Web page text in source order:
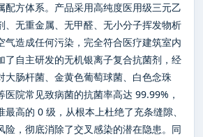
配方体系。产品采用高纯度医用级三元乙
、无重金属、无甲醛、无小分子挥发物析
气造成任何污染，完全符合医疗建筑室内
了自主研发的无机银离子复合抗菌剂，经
大肠杆菌、金黄色葡萄球菌、白色念珠
院常见致病菌的抗菌率高达 99.99%，
高的 0 级，从根本上杜绝了充条缝隙、
险，彻底消除了交叉感染的潜在隐患。同